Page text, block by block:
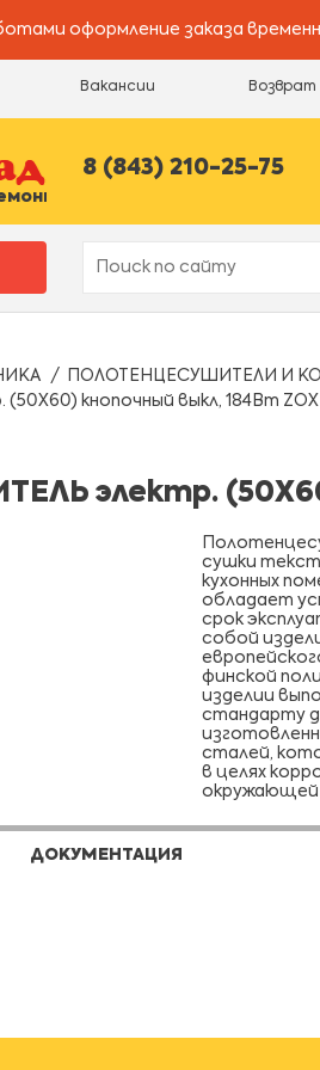
оформление заказа
Вакансии Возврат
8 (843) 210-25-75
ПОЛОТЕНЦЕСУШИТЕЛИ И
кнопочный выкл, 184Вт
электр.
сушки
кухонных
обладает
срок
собой
финской
изделии
стандарту
сталей,
в целях
окружающей
ДОКУМЕНТАЦИЯ